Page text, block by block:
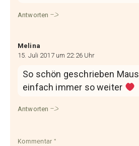
Antworten
Melina
15. Juli 2017 um 22:26 Uhr
So schön geschrieben Maus
einfach immer so weiter
Antworten
Kommentar *